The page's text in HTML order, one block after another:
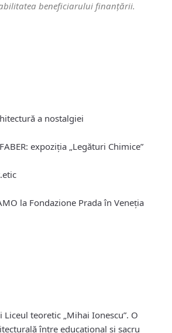
beneficiarului finanțării.
a nostalgiei
expoziția „Legături Chimice”
la Fondazione Prada în Veneția
Liceul teoretic „Mihai Ionescu”. O
între educațional și sacru